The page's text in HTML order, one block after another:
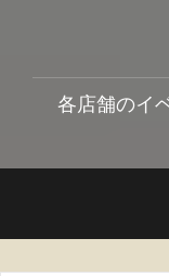
各店舗のイ